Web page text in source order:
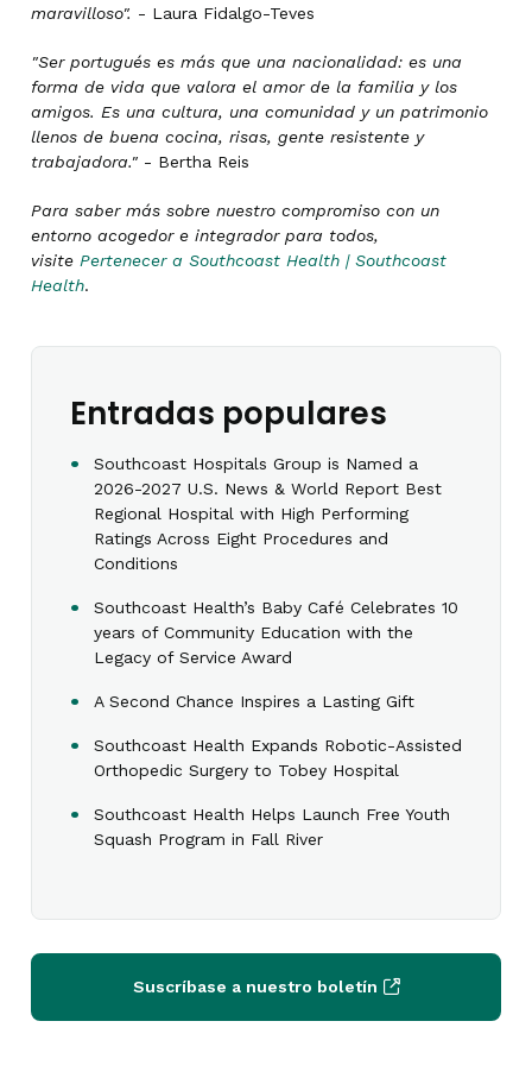
maravilloso". - Laura Fidalgo-Teves
"Ser portugués es más que una nacionalidad: es una
forma de vida que valora el amor de la familia y los
amigos. Es una cultura, una comunidad y un patrimonio
llenos de buena cocina, risas, gente resistente y
trabajadora." - Bertha Reis
Para saber más sobre nuestro compromiso con un
entorno acogedor e integrador para todos,
visite Pertenecer a Southcoast Health | Southcoast
Health.
Entradas populares
Southcoast Hospitals Group is Named a
2026-2027 U.S. News & World Report Best
Regional Hospital with High Performing
Ratings Across Eight Procedures and
Conditions
Southcoast Health’s Baby Café Celebrates 10
years of Community Education with the
Legacy of Service Award
A Second Chance Inspires a Lasting Gift
Southcoast Health Expands Robotic-Assisted
Orthopedic Surgery to Tobey Hospital
Southcoast Health Helps Launch Free Youth
Squash Program in Fall River
Suscríbase a nuestro boletín